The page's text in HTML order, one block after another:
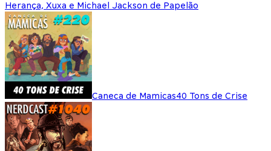
Herança, Xuxa e Michael Jackson de Papelão
Caneca de Mamicas40 Tons de Crise